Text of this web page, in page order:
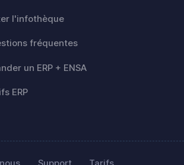
l'infothèque
fréquentes
un ERP + ENSA
ERP